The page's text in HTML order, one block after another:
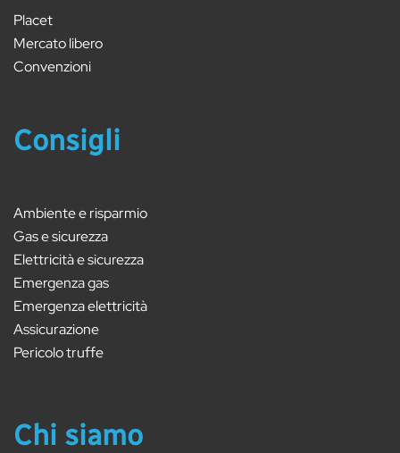
Placet
Mercato libero
Convenzioni
Consigli
Ambiente e risparmio
Gas e sicurezza
Elettricità e sicurezza
Emergenza gas
Emergenza elettricità
Assicurazione
Pericolo truffe
Chi siamo